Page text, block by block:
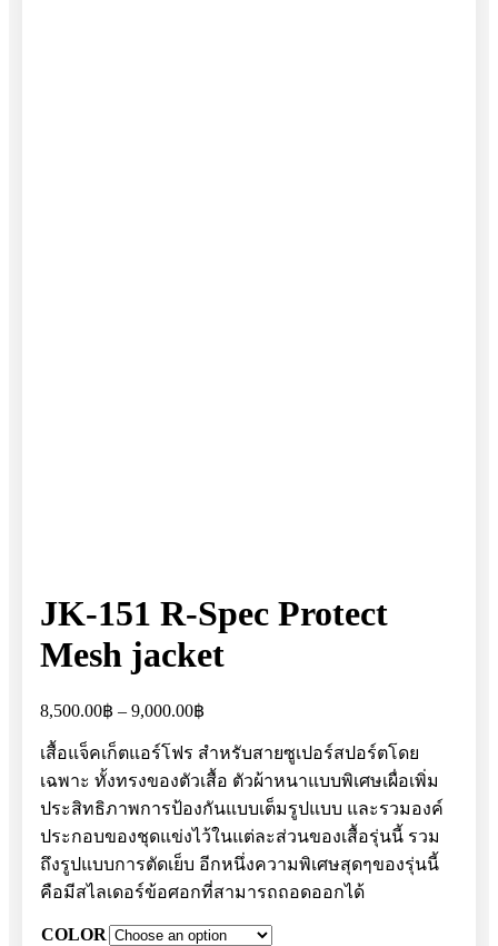
JK-151 R-Spec Protect
Mesh jacket
8,500.00฿ – 9,000.00฿
8,500.00฿
through
9,000.00฿
เสื้อแจ็คเก็ตแอร์โฟร สำหรับสายซูเปอร์สปอร์ตโดย
เฉพาะ ทั้งทรงของตัวเสื้อ ตัวผ้าหนาแบบพิเศษเผื่อเพิ่ม
ประสิทธิภาพการป้องกันแบบเต็มรูปแบบ และรวมองค์
ประกอบของชุดแข่งไว้ในแต่ละส่วนของเสื้อรุ่นนี้ รวม
ถึงรูปแบบการตัดเย็บ อีกหนึ่งความพิเศษสุดๆของรุ่นนี้
คือมีสไลเดอร์ข้อศอกที่สามารถถอดออกได้
COLOR